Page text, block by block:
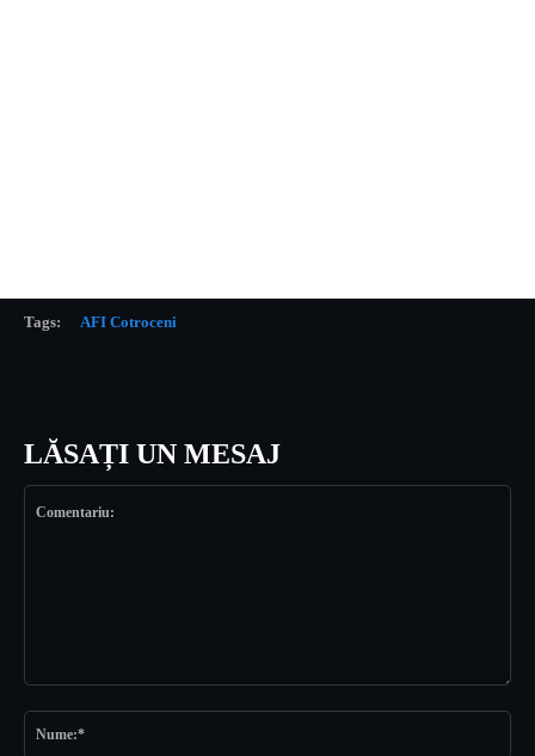
Tags: AFI Cotroceni
LĂSAȚI UN MESAJ